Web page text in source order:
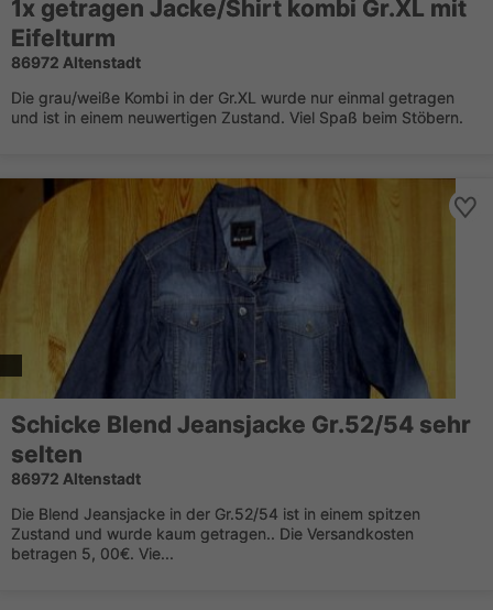
1x getragen Jacke/Shirt kombi Gr.XL mit
Eifelturm
86972 Altenstadt
Die grau/weiße Kombi in der Gr.XL wurde nur einmal getragen
und ist in einem neuwertigen Zustand. Viel Spaß beim Stöbern.
Schicke Blend Jeansjacke Gr.52/54 sehr
selten
86972 Altenstadt
Die Blend Jeansjacke in der Gr.52/54 ist in einem spitzen
Zustand und wurde kaum getragen.. Die Versandkosten
betragen 5, 00€. Vie...